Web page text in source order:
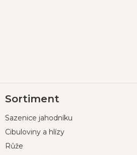
á
a
Sortiment
Sazenice jahodníku
Cibuloviny a hlízy
Růže